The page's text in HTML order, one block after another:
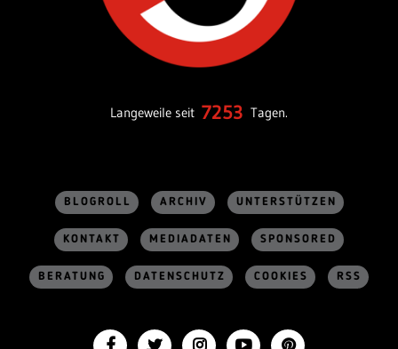
Langeweile seit 7253 Tagen.
BLOGROLL ARCHIV UNTERSTÜTZEN
KONTAKT MEDIADATEN SPONSORED
BERATUNG DATENSCHUTZ COOKIES RSS